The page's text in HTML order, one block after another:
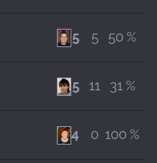
5 5 50 %
5 11 31 %
4 0 100 %